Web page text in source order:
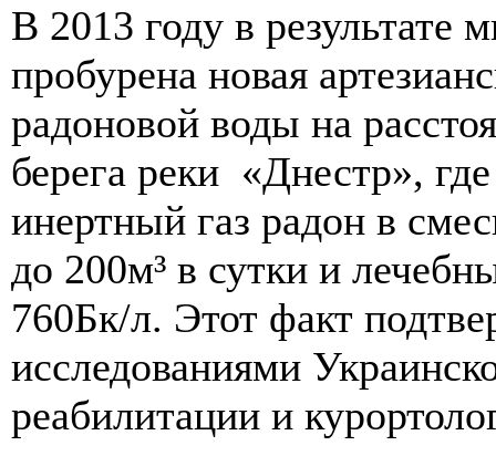
В 2013 году в результате
пробурена новая
радоновой воды на
берега реки «Днестр»,
инертный газ радон в
до 200м³ в сутки и
760Бк/л. Этот факт
исследованиями
реабилитации и